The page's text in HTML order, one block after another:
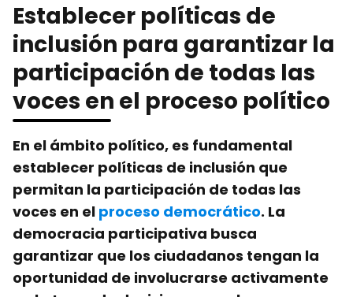
Establecer políticas de
inclusión para garantizar la
participación de todas las
voces en el proceso político
En el ámbito político, es fundamental
establecer políticas de inclusión que
permitan la participación de todas las
voces en el proceso democrático. La
democracia participativa busca
garantizar que los ciudadanos tengan la
oportunidad de involucrarse activamente